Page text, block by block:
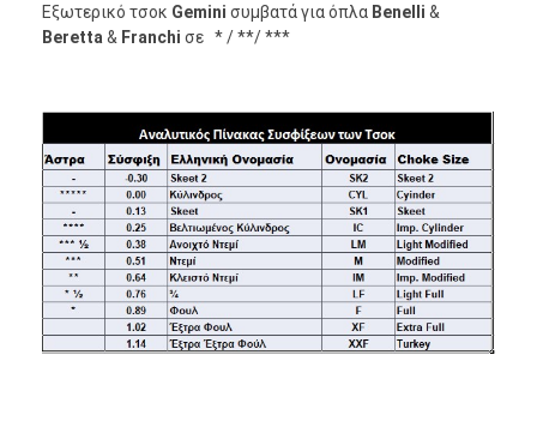
Εξωτερικό τσοκ Gemini συμβατά για όπλα Benelli &
Beretta & Franchi σε * / **/ ***